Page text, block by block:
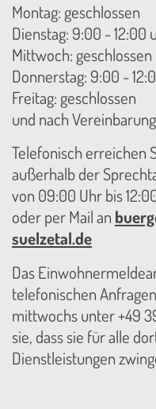
Montag: geschlossen
Dienstag: 9:00 - 12:00
Mittwoch: geschlossen
Donnerstag: 9:00 -
Freitag: geschlossen
und nach Vereinbarung
Telefonisch erreichen
außerhalb der
von 09:00 Uhr bis
oder per Mail an
suelzetal.de
Das
telefonischen
mittwochs unter +49
sie, dass sie für alle
Dienstleistungen